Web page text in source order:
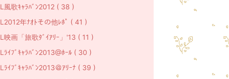
L風歌ｷｬﾗﾊﾞﾝ2012 ( 38 )
L2012年ﾅｵﾄその他ﾚﾎﾟ ( 41 )
L映画「旅歌ﾀﾞｲｱﾘｰ」'13 ( 11 )
Lﾗｲﾌﾞｷｬﾗﾊﾞﾝ2013@ﾎｰﾙ ( 30 )
Lﾗｲﾌﾞｷｬﾗﾊﾞﾝ2013＠ｱﾘｰﾅ ( 39 )